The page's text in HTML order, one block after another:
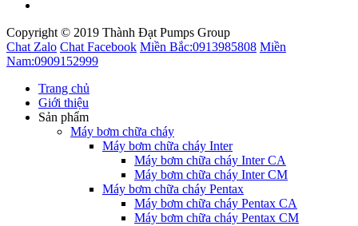
Copyright © 2019 Thành Đạt Pumps Group
Chat Zalo Chat Facebook Miền Bắc:0913985808 Miền
Nam:0909152999
Trang chủ
Giới thiệu
Sản phẩm
Máy bơm chữa cháy
Máy bơm chữa cháy Inter
Máy bơm chữa cháy Inter CA
Máy bơm chữa cháy Inter CM
Máy bơm chữa cháy Pentax
Máy bơm chữa cháy Pentax CA
Máy bơm chữa cháy Pentax CM